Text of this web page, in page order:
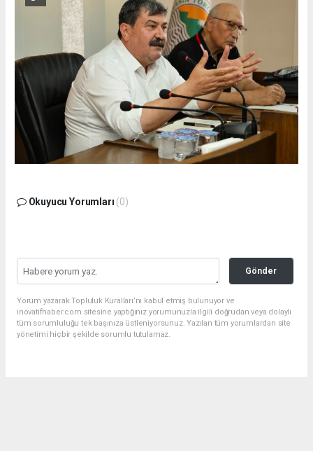
Okuyucu Yorumları (0)
Gönder
Yorum yazarak Topluluk Kuralları’nı kabul etmiş bulunuyor ve
inovatifhaber.com sitesine yaptığınız yorumunuzla ilgili doğrudan veya dolaylı
tüm sorumluluğu tek başınıza üstleniyorsunuz. Yazılan tüm yorumlardan site
yönetimi hiçbir şekilde sorumlu tutulamaz.